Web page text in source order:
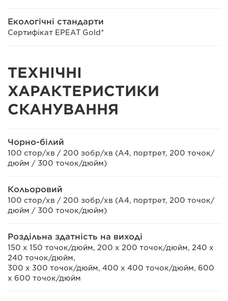
Екологічні стандарти
Сертифікат EPEAT Gold*
ТЕХНІЧНІ
ХАРАКТЕРИСТИКИ
СКАНУВАННЯ
Чорно-білий
100 стор/хв / 200 зобр/хв (A4, портрет, 200 точок/
дюйм / 300 точок/дюйм)
Кольоровий
100 стор/хв / 200 зобр/хв (A4, портрет, 200 точок/
дюйм / 300 точок/дюйм)
Роздільна здатність на виході
150 x 150 точок/дюйм, 200 x 200 точок/дюйм, 240 x
240 точок/дюйм,
300 x 300 точок/дюйм, 400 x 400 точок/дюйм, 600
x 600 точок/дюйм